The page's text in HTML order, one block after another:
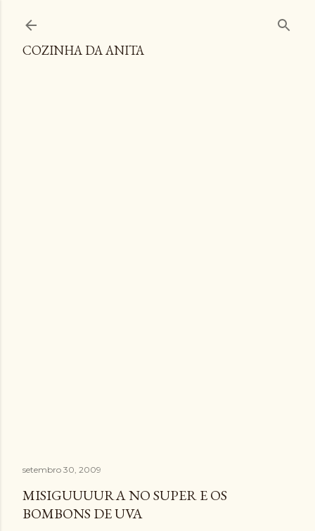
COZINHA DA ANITA
setembro 30, 2009
MISIGUUUURA NO SUPER E OS
BOMBONS DE UVA